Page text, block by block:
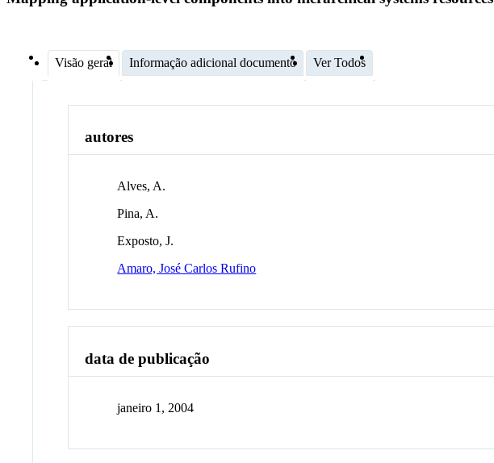
Visão geral Informação adicional documento Ver Todos
autores
Alves, A.
Pina, A.
Exposto, J.
Amaro, José Carlos Rufino
data de publicação
janeiro 1, 2004